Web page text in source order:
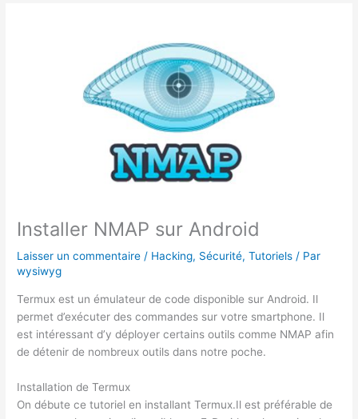
Installer NMAP sur Android
Laisser un commentaire / Hacking, Sécurité,Tutoriels / Par
wysiwyg
Termux est un émulateur de code disponible sur Android. Il
permet d’exécuter des commandes sur votre smartphone. Il
est intéressant d’y déployer certains outils comme NMAP afin
de détenir de nombreux outils dans notre poche.
Installation de Termux
On débute ce tutoriel en installant Termux.Il est préférable de